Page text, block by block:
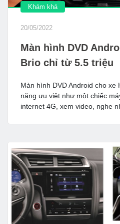
Khám khá
20/05/2022
Màn hình DVD
Brio chỉ từ 5.5 triệu
Màn hình DVD Android cho xe
năng ưu việt như một chiếc
internet 4G, xem video, nghe